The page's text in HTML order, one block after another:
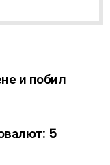
и побил
5